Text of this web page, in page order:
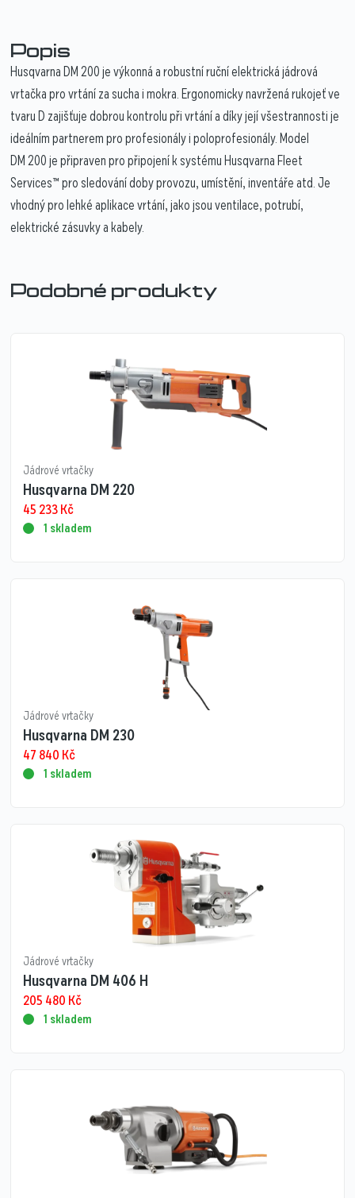
Popis
Husqvarna DM 200 je výkonná a robustní ruční elektrická jádrová
vrtačka pro vrtání za sucha i mokra. Ergonomicky navržená rukojeť ve
tvaru D zajišťuje dobrou kontrolu při vrtání a díky její všestrannosti je
ideálním partnerem pro profesionály i poloprofesionály. Model
DM 200 je připraven pro připojení k systému Husqvarna Fleet
Services™ pro sledování doby provozu, umístění, inventáře atd. Je
vhodný pro lehké aplikace vrtání, jako jsou ventilace, potrubí,
elektrické zásuvky a kabely.
Podobné produkty
Jádrové vrtačky
Husqvarna DM 220
45 233Kč
1 skladem
Jádrové vrtačky
Husqvarna DM 230
47 840 Kč
1 skladem
Jádrové vrtačky
Husqvarna DM 406 H
205 480 Kč
1 skladem